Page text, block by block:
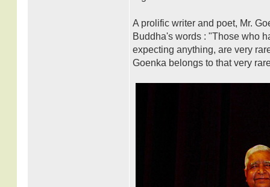
A prolific writer and poet, Mr.
Buddha's words : "Those who
expecting anything, are very
Goenka belongs to that very